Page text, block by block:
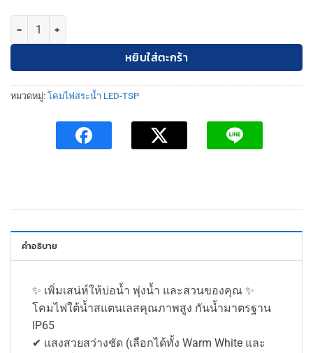
จำนวน โคมไฟใต้น้ำLED10WTSPสีวอร์มและสลับสี ชิ้น
หยิบใส่ตะกร้า
หมวดหมู่: โคมไฟสระน้ำ LED-TSP
คำอธิบาย
✨ เพิ่มเสน่ห์ให้บ่อน้ำ พุ่งน้ำ และสวนของคุณ ✨
โคมไฟใต้น้ำสแตนเลสคุณภาพสูง กันน้ำมาตรฐาน
IP65
✔ แสงสวยสว่างชัด (เลือกได้ทั้ง Warm White และ